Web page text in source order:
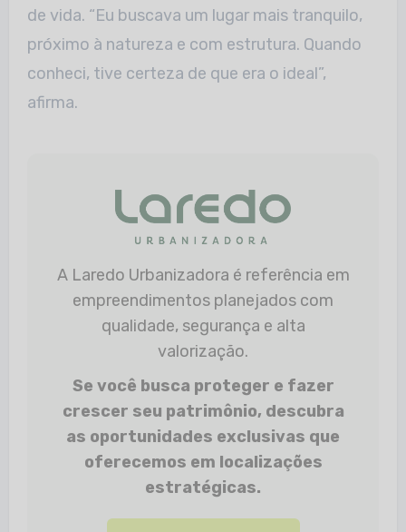
de vida. “Eu buscava um lugar mais tranquilo,
próximo à natureza e com estrutura. Quando
conheci, tive certeza de que era o ideal”,
afirma.
A Laredo Urbanizadora é referência em
empreendimentos planejados com
qualidade, segurança e alta
valorização.
Se você busca proteger e fazer
crescer seu patrimônio, descubra
as oportunidades exclusivas que
oferecemos em localizações
estratégicas.